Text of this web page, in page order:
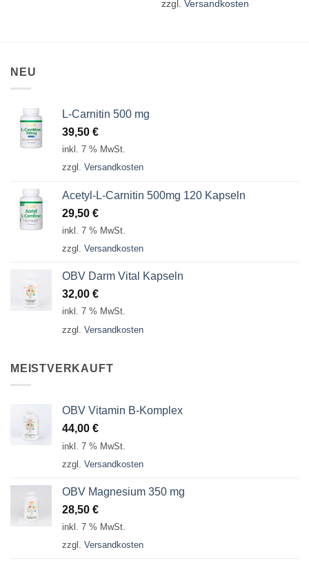
zzgl. Versandkosten
NEU
L-Carnitin 500 mg
39,50 €
inkl. 7 % MwSt.
zzgl. Versandkosten
Acetyl-L-Carnitin 500mg 120 Kapseln
29,50 €
inkl. 7 % MwSt.
zzgl. Versandkosten
OBV Darm Vital Kapseln
32,00 €
inkl. 7 % MwSt.
zzgl. Versandkosten
MEISTVERKAUFT
OBV Vitamin B-Komplex
44,00 €
inkl. 7 % MwSt.
zzgl. Versandkosten
OBV Magnesium 350 mg
28,50 €
inkl. 7 % MwSt.
zzgl. Versandkosten